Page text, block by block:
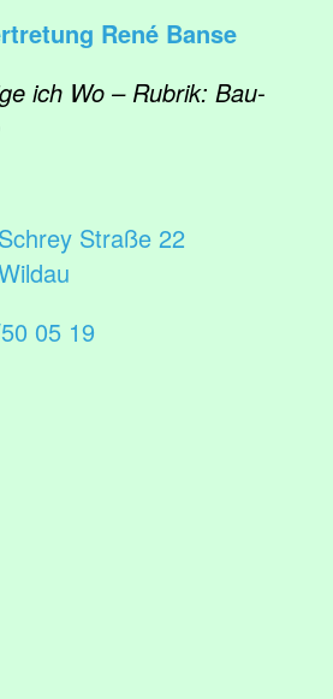
René Banse
ich Wo – Rubrik: Bau-
Straße 22
05 19